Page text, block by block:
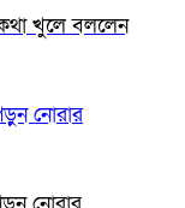
খুলে বললেন